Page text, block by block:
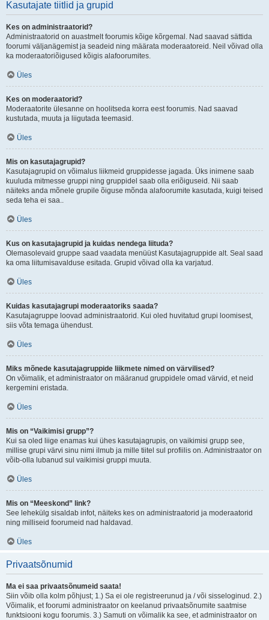
Kasutajate tiitlid ja grupid
Kes on administraatorid?
Administraatorid on auastmelt foorumis kõige kõrgemal. Nad saavad sättida
foorumi väljanägemist ja seadeid ning määrata moderaatoreid. Neil võivad olla
ka moderaatoriõigused kõigis alafoorumites.
Üles
Kes on moderaatorid?
Moderaatorite ülesanne on hoolitseda korra eest foorumis. Nad saavad
kustutada, muuta ja liigutada teemasid.
Üles
Mis on kasutajagrupid?
Kasutajagrupid on võimalus liikmeid gruppidesse jagada. Üks inimene saab
kuuluda mitmesse gruppi ning gruppidel saab olla eriõiguseid. Nii saab
näiteks anda mõnele grupile õiguse mõnda alafoorumite kasutada, kuigi teised
seda teha ei saa..
Üles
Kus on kasutajagrupid ja kuidas nendega liituda?
Olemasolevaid gruppe saad vaadata menüüst Kasutajagruppide alt. Seal saad
ka oma liitumisavalduse esitada. Grupid võivad olla ka varjatud.
Üles
Kuidas kasutajagrupi moderaatoriks saada?
Kasutajagruppe loovad administraatorid. Kui oled huvitatud grupi loomisest,
siis võta temaga ühendust.
Üles
Miks mõnede kasutajagruppide liikmete nimed on värvilised?
On võimalik, et administraator on määranud gruppidele omad värvid, et neid
kergemini eristada.
Üles
Mis on “Vaikimisi grupp”?
Kui sa oled liige enamas kui ühes kasutajagrupis, on vaikimisi grupp see,
millise grupi värvi sinu nimi ilmub ja mille tiitel sul profiilis on. Administraator on
võib-olla lubanud sul vaikimisi gruppi muuta.
Üles
Mis on “Meeskond” link?
See lehekülg sisaldab infot, näiteks kes on administraatorid ja moderaatorid
ning milliseid foorumeid nad haldavad.
Üles
Privaatsõnumid
Ma ei saa privaatsõnumeid saata!
Siin võib olla kolm põhjust; 1.) Sa ei ole registreerunud ja / või sisseloginud. 2.)
Võimalik, et foorumi administraator on keelanud privaatsõnumite saatmise
funktsiooni kogu foorumis. 3.) Samuti on võimalik ka see, et administraator on